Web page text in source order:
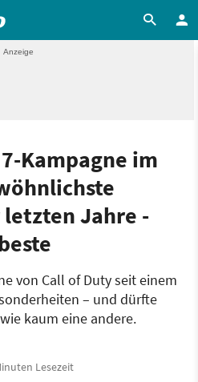
Kampagne im
Jahre -
von Call of Duty seit einem
– und dürfte
kaum eine andere.
Lesezeit